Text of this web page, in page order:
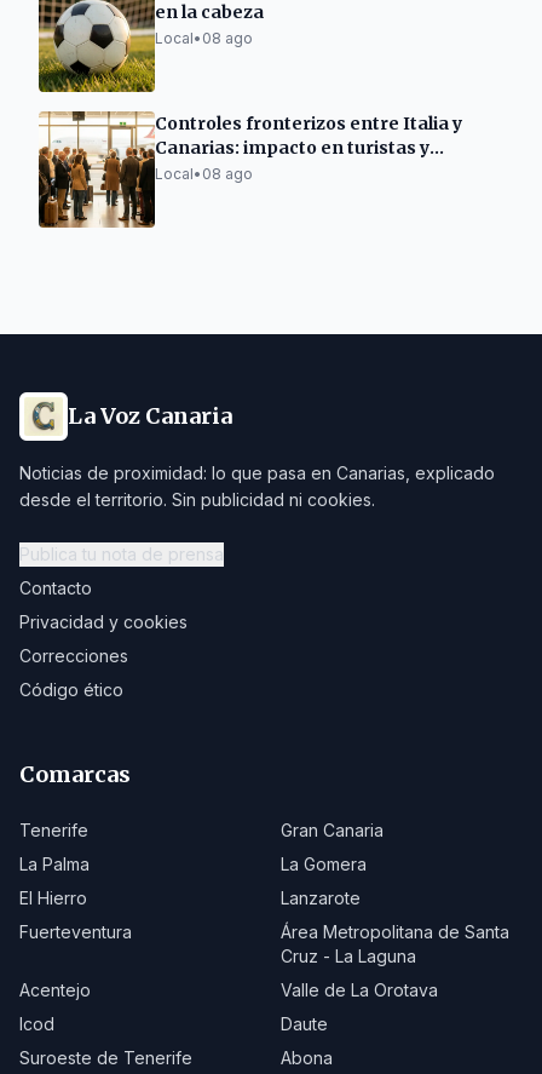
en la cabeza
Local• 08 ago
Controles fronterizos entre Italia y
Canarias: impacto en turistas y
residentes
Local• 08 ago
La Voz Canaria
Noticias de proximidad: lo que pasa en Canarias, explicado
desde el territorio. Sin publicidad ni cookies.
Publica tu nota de prensa
Contacto
Privacidad y cookies
Correcciones
Código ético
Comarcas
Tenerife
Gran Canaria
La Palma
La Gomera
El Hierro
Lanzarote
Fuerteventura
Área Metropolitana de Santa
Cruz - La Laguna
Acentejo
Valle de La Orotava
Icod
Daute
Suroeste de Tenerife
Abona